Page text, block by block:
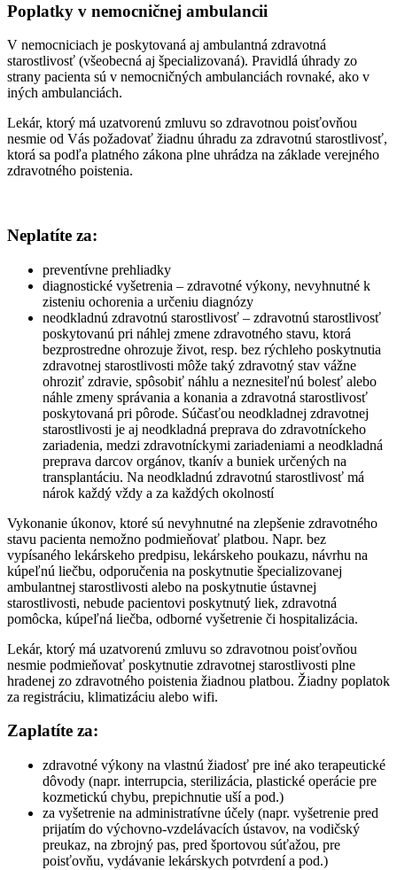
Poplatky v nemocničnej ambulancii
V nemocniciach je poskytovaná aj ambulantná zdravotná
starostlivosť (všeobecná aj špecializovaná). Pravidlá úhrady zo
strany pacienta sú v nemocničných ambulanciách rovnaké, ako v
iných ambulanciách.
Lekár, ktorý má uzatvorenú zmluvu so zdravotnou poisťovňou
nesmie od Vás požadovať žiadnu úhradu za zdravotnú starostlivosť,
ktorá sa podľa platného zákona plne uhrádza na základe verejného
zdravotného poistenia.
Neplatíte za:
preventívne prehliadky
diagnostické vyšetrenia – zdravotné výkony, nevyhnutné k
zisteniu ochorenia a určeniu diagnózy
neodkladnú zdravotnú starostlivosť – zdravotnú starostlivosť
poskytovanú pri náhlej zmene zdravotného stavu, ktorá
bezprostredne ohrozuje život, resp. bez rýchleho poskytnutia
zdravotnej starostlivosti môže taký zdravotný stav vážne
ohroziť zdravie, spôsobiť náhlu a neznesiteľnú bolesť alebo
náhle zmeny správania a konania a zdravotná starostlivosť
poskytovaná pri pôrode. Súčasťou neodkladnej zdravotnej
starostlivosti je aj neodkladná preprava do zdravotníckeho
zariadenia, medzi zdravotníckymi zariadeniami a neodkladná
preprava darcov orgánov, tkanív a buniek určených na
transplantáciu. Na neodkladnú zdravotnú starostlivosť má
nárok každý vždy a za každých okolností
Vykonanie úkonov, ktoré sú nevyhnutné na zlepšenie zdravotného
stavu pacienta nemožno podmieňovať platbou. Napr. bez
vypísaného lekárskeho predpisu, lekárskeho poukazu, návrhu na
kúpeľnú liečbu, odporučenia na poskytnutie špecializovanej
ambulantnej starostlivosti alebo na poskytnutie ústavnej
starostlivosti, nebude pacientovi poskytnutý liek, zdravotná
pomôcka, kúpeľná liečba, odborné vyšetrenie či hospitalizácia.
Lekár, ktorý má uzatvorenú zmluvu so zdravotnou poisťovňou
nesmie podmieňovať poskytnutie zdravotnej starostlivosti plne
hradenej zo zdravotného poistenia žiadnou platbou. Žiadny poplatok
za registráciu, klimatizáciu alebo wifi.
Zaplatíte za:
zdravotné výkony na vlastnú žiadosť pre iné ako terapeutické
dôvody (napr. interrupcia, sterilizácia, plastické operácie pre
kozmetickú chybu, prepichnutie uší a pod.)
za vyšetrenie na administratívne účely (napr. vyšetrenie pred
prijatím do výchovno-vzdelávacích ústavov, na vodičský
preukaz, na zbrojný pas, pred športovou súťažou, pre
poisťovňu, vydávanie lekárskych potvrdení a pod.)